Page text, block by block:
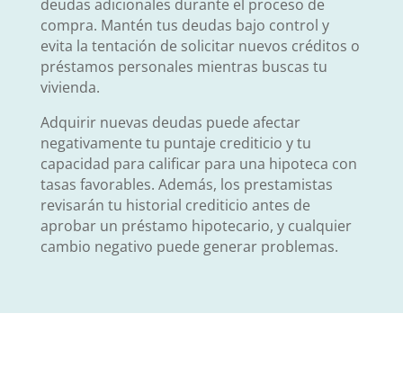
deudas adicionales durante el proceso de
compra. Mantén tus deudas bajo control y
evita la tentación de solicitar nuevos créditos o
préstamos personales mientras buscas tu
vivienda.
Adquirir nuevas deudas puede afectar
negativamente tu puntaje crediticio y tu
capacidad para calificar para una hipoteca con
tasas favorables. Además, los prestamistas
revisarán tu historial crediticio antes de
aprobar un préstamo hipotecario, y cualquier
cambio negativo puede generar problemas.